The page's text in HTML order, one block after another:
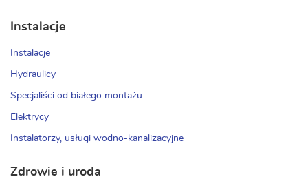
Instalacje
Instalacje
Hydraulicy
Specjaliści od białego montażu
Elektrycy
Instalatorzy, usługi wodno-kanalizacyjne
Zdrowie i uroda